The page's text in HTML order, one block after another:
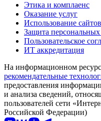
Этика и комплаенс
Оказание услуг
Использование сайтов
Защита
Пользовательское
ИТ аккредитация
На информационном
рекомендательные
предоставления
и анализа сведений,
пользователей сети
Российской Федерации)